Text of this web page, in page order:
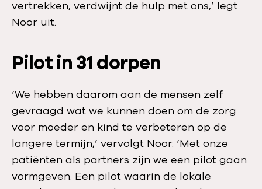
vertrekken, verdwijnt de hulp met ons,’ legt
Noor uit.
Pilot in 31 dorpen
‘We hebben daarom aan de mensen zelf
gevraagd wat we kunnen doen om de zorg
voor moeder en kind te verbeteren op de
langere termijn,’ vervolgt Noor. ‘Met onze
patiënten als partners zijn we een pilot gaan
vormgeven. Een pilot waarin de lokale